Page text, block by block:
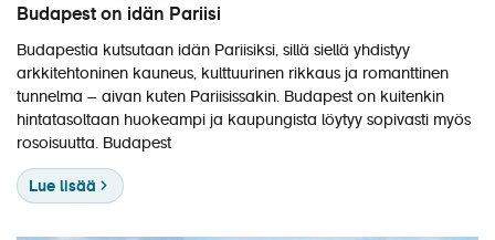
Budapest on idän Pariisi
Budapestia kutsutaan idän Pariisiksi, sillä siellä yhdistyy
arkkitehtoninen kauneus, kulttuurinen rikkaus ja romanttinen
tunnelma – aivan kuten Pariisissakin. Budapest on kuitenkin
hintatasoltaan huokeampi ja kaupungista löytyy sopivasti myös
rosoisuutta. Budapest
Lue lisää